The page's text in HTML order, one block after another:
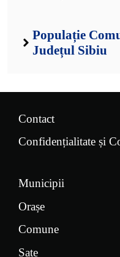
Populație
Județul Sibiu
Contact
Confidențialitate și
Municipii
Orașe
Comune
Sate